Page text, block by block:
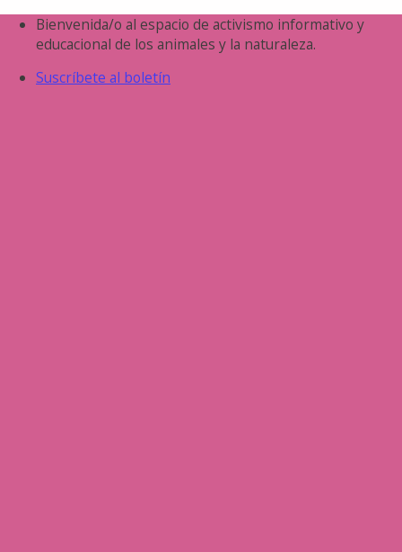
Saltar Bienvenida/o al espacio de activismo informativo y
educacional de los animales y la naturaleza.
Suscríbete al boletín